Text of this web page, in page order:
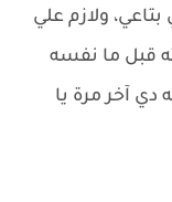
ولازم علي
قبل ما نفسه
آخر مرة يا